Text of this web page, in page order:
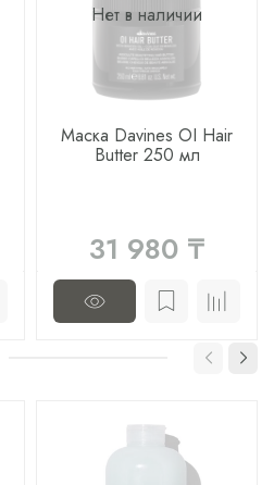
Нет в наличии
Маска Davines OI Hair
Butter 250 мл
31 980 ₸